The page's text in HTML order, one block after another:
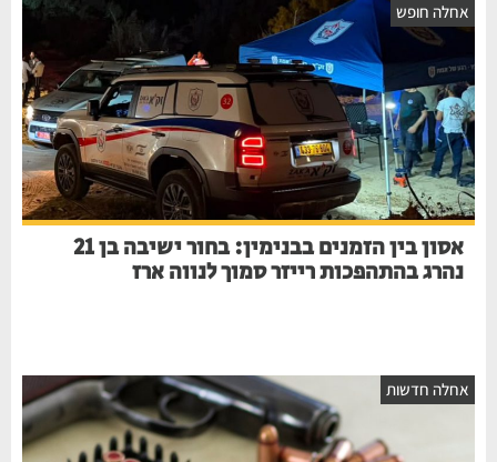
חופש
אסון בין הזמנים בבנימין: בחור ישיבה בן 21
נהרג בהתהפכות רייזר סמוך לנווה ארז
חדשות